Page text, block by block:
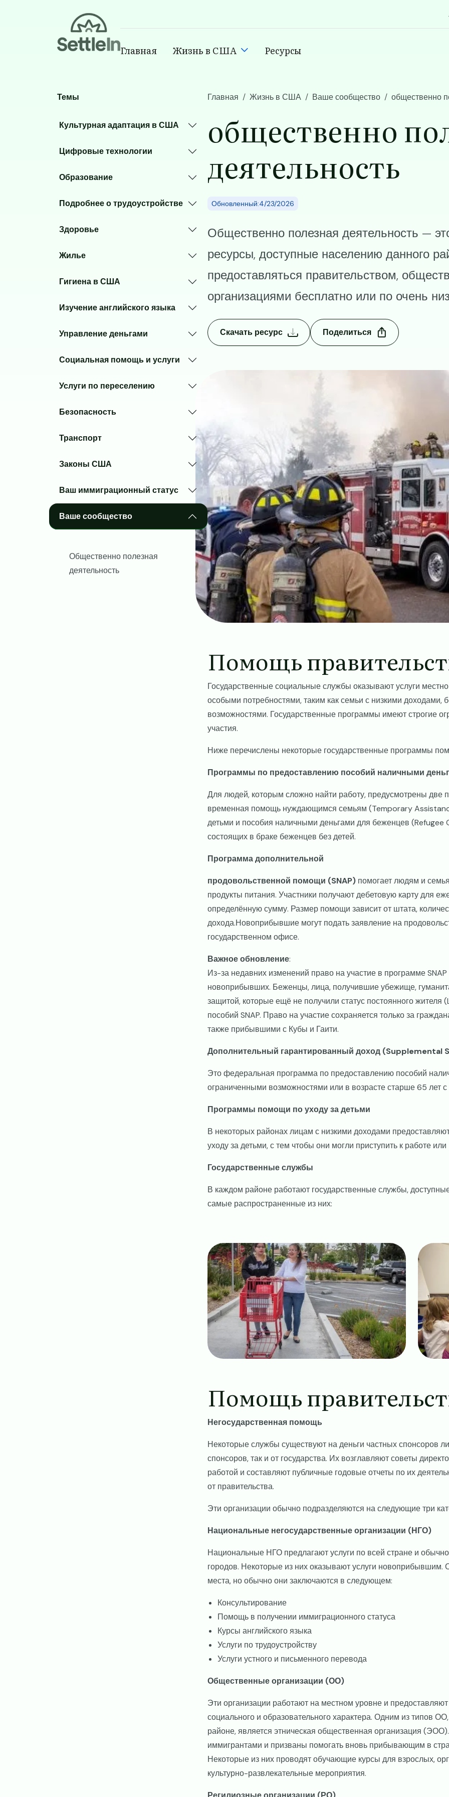
Skip to main content
Главная Жизнь в США Ресурсы
Main navigation
Темы
Культурная адаптация в США
Цифровые технологии
Образование
Подробнее о трудоустройстве
Здоровье
Жилье
Гигиена в США
Изучение английского языка
Управление деньгами
Социальная помощь и услуги
Услуги по переселению
Безопасность
Транспорт
Законы США
Ваш иммиграционный статус
Ваше сообщество
Общественно полезная
деятельность
Главная Жизнь в США Ваше сообщество общественно
общественно
деятельность
Обновленный:4/23/2026
Общественно полезная деятельность —
ресурсы, доступные населению данного
предоставляться правительством,
организациями бесплатно или по очень
Скачать ресурс Поделиться
Помощь
Государственные социальные службы оказывают услуги
особыми потребностями, таким как семьи с низкими
возможностями. Государственные программы имеют строгие
участия.
Ниже перечислены некоторые государственные программы
Программы по предоставлению пособий наличными
Для людей, которым сложно найти работу, предусмотрены
временная помощь нуждающимся семьям (Temporary
детьми и пособия наличными деньгами для беженцев (Refugee
состоящих в браке беженцев без детей.
Программа дополнительной
продовольственной помощи (SNAP) помогает людям и
продукты питания. Участники получают дебетовую карту для
определённую сумму. Размер помощи зависит от штата,
дохода.Новоприбывшие могут подать заявление на
государственном офисе.
Важное обновление:
Из-за недавних изменений право на участие в программе
новоприбывших. Беженцы, лица, получившие убежище,
защитой, которые ещё не получили статус постоянного
пособий SNAP. Право на участие сохраняется только за
также прибывшими с Кубы и Гаити.
Дополнительный гарантированный доход (Supplemental
Это федеральная программа по предоставлению пособий
ограниченными возможностями или в возрасте старше 65 лет
Программы помощи по уходу за детьми
В некоторых районах лицам с низкими доходами
уходу за детьми, с тем чтобы они могли приступить к работе или
Государственные службы
В каждом районе работают государственные службы,
самые распространенные из них:
Image Image
Помощь
Негосударственная помощь
Некоторые службы существуют на деньги частных спонсоров
спонсоров, так и от государства. Их возглавляют советы
работой и составляют публичные годовые отчеты по их
от правительства.
Эти организации обычно подразделяются на следующие три
Национальные негосударственные организации (НГО)
Национальные НГО предлагают услуги по всей стране и
городов. Некоторые из них оказывают услуги новоприбывшим.
места, но обычно они заключаются в следующем:
Консультирование
Помощь в получении иммиграционного статуса
Курсы английского языка
Услуги по трудоустройству
Услуги устного и письменного перевода
Общественные организации (ОО)
Эти организации работают на местном уровне и
социального и образовательного характера. Одним из типов
районе, является этническая общественная организация
иммигрантами и призваны помогать вновь прибывающим в
Некоторые из них проводят обучающие курсы для взрослых,
культурно-развлекательные мероприятия.